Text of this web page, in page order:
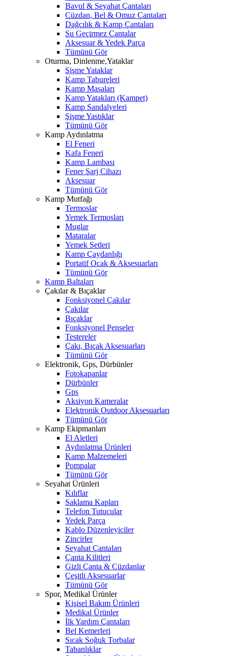
Bavul & Seyahat Çantaları
Cüzdan, Bel & Omuz Çantaları
Dağcılık & Kamp Çantaları
Su Geçirmez Çantalar
Aksesuar & Yedek Parça
Tümünü Gör
Oturma, Dinlenme,Yataklar
Şişme Yataklar
Kamp Tabureleri
Kamp Masaları
Kamp Yatakları (Kampet)
Kamp Sandalyeleri
Şişme Yastıklar
Tümünü Gör
Kamp Aydınlatma
El Feneri
Kafa Feneri
Kamp Lambası
Fener Şarj Cihazı
Aksesuar
Tümünü Gör
Kamp Mutfağı
Termoslar
Yemek Termosları
Muglar
Mataralar
Yemek Setleri
Kamp Çaydanlığı
Portatif Ocak & Aksesuarları
Tümünü Gör
Kamp Baltaları
Çakılar & Bıçaklar
Fonksiyonel Çakılar
Çakılar
Bıçaklar
Fonksiyonel Penseler
Testereler
Çakı, Bıçak Aksesuarları
Tümünü Gör
Elektronik, Gps, Dürbünler
Fotokapanlar
Dürbünler
Gps
Aksiyon Kameralar
Elektronik Outdoor Aksesuarları
Tümünü Gör
Kamp Ekipmanları
El Aletleri
Aydınlatma Ürünleri
Kamp Malzemeleri
Pompalar
Tümünü Gör
Seyahat Ürünleri
Kılıflar
Saklama Kapları
Telefon Tutucular
Yedek Parça
Kablo Düzenleyiciler
Zincirler
Seyahat Çantaları
Çanta Kilitleri
Gizli Çanta & Cüzdanlar
Çeşitli Aksesuarlar
Tümünü Gör
Spor, Medikal Ürünler
Kişisel Bakım Ürünleri
Medikal Ürünler
İlk Yardım Çantaları
Bel Kemerleri
Sıcak Soğuk Torbalar
Tabanlıklar